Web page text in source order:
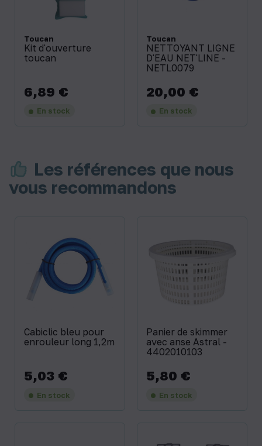
Toucan
Kit d'ouverture
toucan
Prix
6,89 €
En stock
Toucan
NETTOYANT LIGNE
D'EAU NET'LINE -
NETL0079
Prix
20,00 €
En stock
Les références que nous
vous recommandons
Cabiclic bleu pour
enrouleur long 1,2m
Prix
5,03 €
En stock
Panier de skimmer
avec anse Astral -
4402010103
Prix
5,80 €
En stock